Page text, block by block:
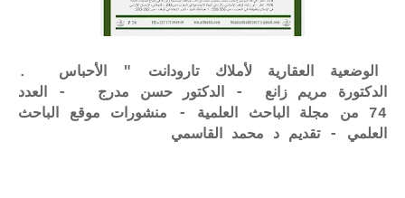
الوضعية العقارية لأملاك تارودانت " الأحباس .
الدكتورة مريم زانع - الدكتور حسن مدرج - العدد
74 من مجلة الباحث العلمية - منشورات موقع الباحث
العلمي - تقديم د محمد القاسمي